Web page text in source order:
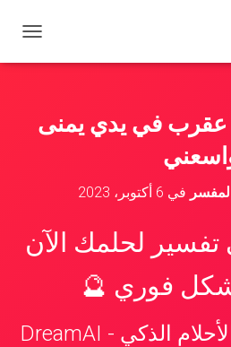
ب
في يدي يمنى
في 6 أكتوبر، 2023
لحلمك الآن
فوري 🔮
📱 تطبيق تفسير الأحلام الذكي - DreamAI